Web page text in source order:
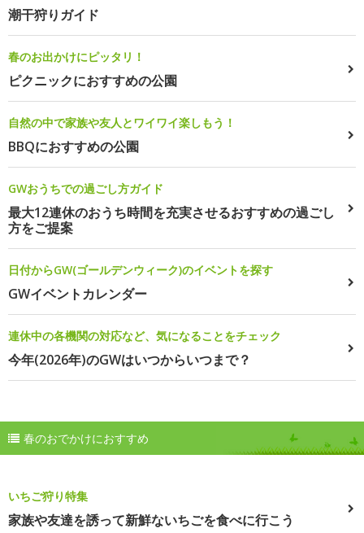
潮干狩りガイド
春のお出かけにピッタリ！
ピクニックにおすすめの公園
自然の中で家族や友人とワイワイ楽しもう！
BBQにおすすめの公園
GWおうちでの過ごし方ガイド
最大12連休のおうち時間を充実させるおすすめの過ごし
方をご提案
日付からGW(ゴールデンウィーク)のイベントを探す
GWイベントカレンダー
連休中の各機関の対応など、気になることをチェック
今年(2026年)のGWはいつからいつまで？
春のおでかけにおすすめ
いちご狩り特集
家族や友達を誘って新鮮ないちごを食べに行こう